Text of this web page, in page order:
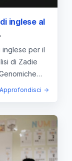
inglese al
per il
di Zadie
Approfondisci